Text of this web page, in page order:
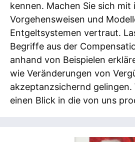
kennen. Machen Sie sich mit
Vorgehensweisen und
Entgeltsystemen vertraut.
Begriffe aus der
anhand von Beispielen
wie Veränderungen von
akzeptanzsichernd gelingen.
einen Blick in die von uns